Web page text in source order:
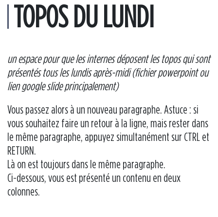
TOPOS DU LUNDI
un espace pour que les internes déposent les topos qui sont
présentés tous les lundis après-midi (fichier powerpoint ou
lien google slide principalement)
Vous passez alors à un nouveau paragraphe. Astuce : si
vous souhaitez faire un retour à la ligne, mais rester dans
le même paragraphe, appuyez simultanément sur CTRL et
RETURN.
Là on est toujours dans le même paragraphe.
Ci-dessous, vous est présenté un contenu en deux
colonnes.